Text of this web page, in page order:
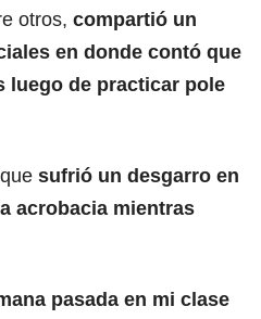
otros, compartió un
en donde contó que
luego de practicar pole
sufrió un desgarro en
acrobacia mientras
pasada en mi clase